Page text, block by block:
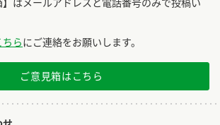
はメールアドレスと電話番号のみで投稿い
ちらにご連絡をお願いします。
ご意見箱はこちら